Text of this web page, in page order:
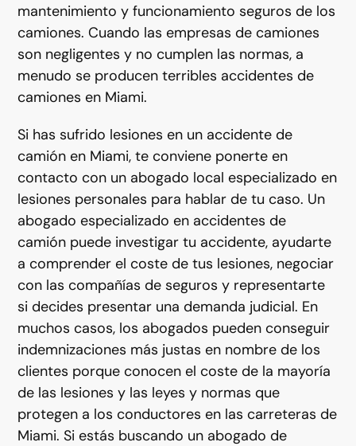
mantenimiento y funcionamiento seguros de los
camiones. Cuando las empresas de camiones
son negligentes y no cumplen las normas, a
menudo se producen terribles accidentes de
camiones en Miami.
Si has sufrido lesiones en un accidente de
camión en Miami, te conviene ponerte en
contacto con un abogado local especializado en
lesiones personales para hablar de tu caso. Un
abogado especializado en accidentes de
camión puede investigar tu accidente, ayudarte
a comprender el coste de tus lesiones, negociar
con las compañías de seguros y representarte
si decides presentar una demanda judicial. En
muchos casos, los abogados pueden conseguir
indemnizaciones más justas en nombre de los
clientes porque conocen el coste de la mayoría
de las lesiones y las leyes y normas que
protegen a los conductores en las carreteras de
Miami. Si estás buscando un abogado de